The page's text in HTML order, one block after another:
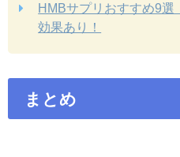
HMBサプリおすすめ9
効果あり！
まとめ